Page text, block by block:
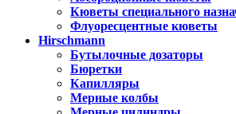
Кюветы специального
Флуоресцентные кюветы
Hirschmann
Бутылочные дозаторы
Бюретки
Капилляры
Мерные колбы